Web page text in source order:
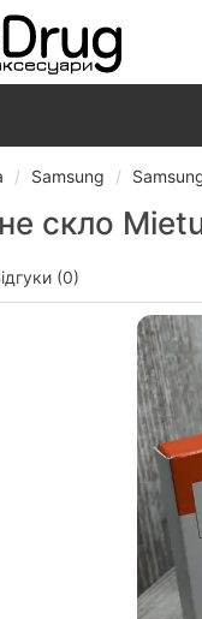
Samsung
скло
(0)